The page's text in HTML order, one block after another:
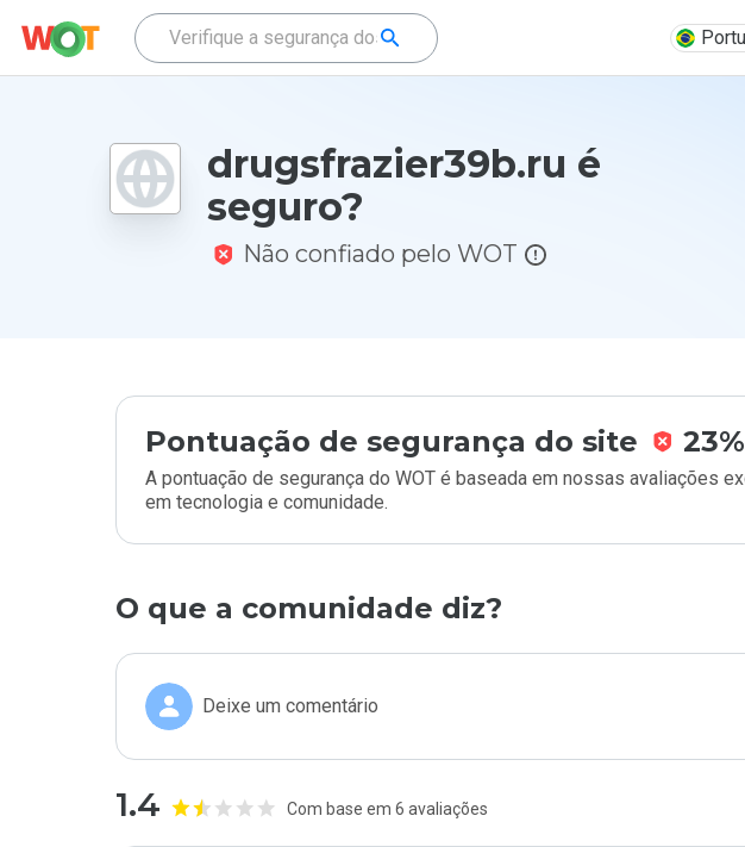
drugsfrazier39b.ru é
seguro?
Não confiado pelo WOT
Pontuação de segurança do site 23%
A pontuação de segurança do WOT é baseada em nossas avaliações
em tecnologia e comunidade.
O que a comunidade diz?
Deixe um comentário
1.4 Com base em 6 avaliações